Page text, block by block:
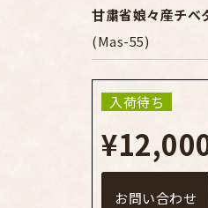
甘粛省娘々産チベ
(Mas-55)
入荷待ち
お問い合わせ